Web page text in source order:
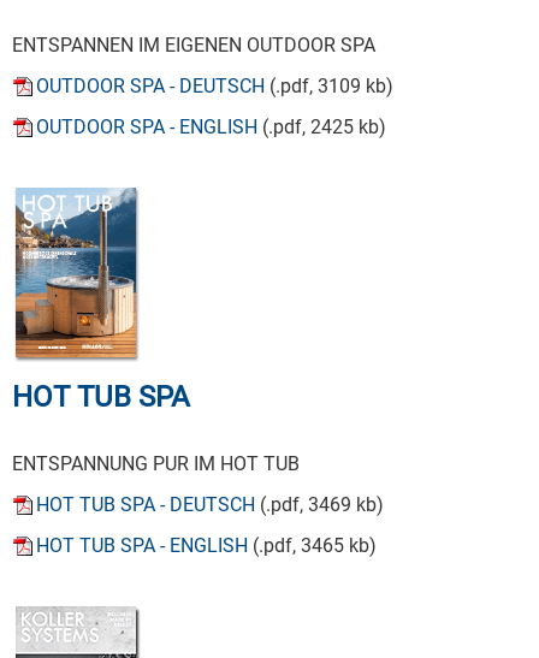
ENTSPANNEN IM EIGENEN OUTDOOR SPA
OUTDOOR SPA - DEUTSCH (.pdf, 3109 kb)
OUTDOOR SPA - ENGLISH (.pdf, 2425 kb)
HOT TUB SPA
ENTSPANNUNG PUR IM HOT TUB
HOT TUB SPA - DEUTSCH (.pdf, 3469 kb)
HOT TUB SPA - ENGLISH (.pdf, 3465 kb)